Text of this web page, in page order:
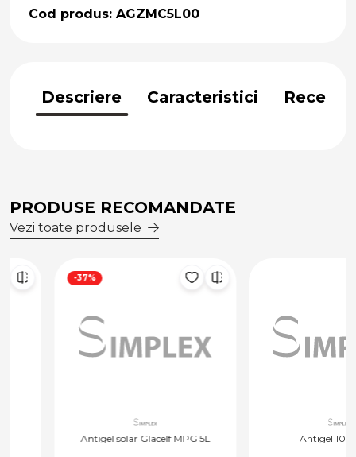
Cod produs: AGZMC5L00
Descriere Caracteristici
PRODUSE RECOMANDATE
Vezi toate produsele
Antigel solar Glacelf MPG 5L Antigel 10 kg -65'